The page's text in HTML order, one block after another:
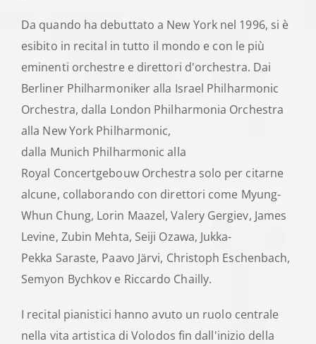
Da quando ha debuttato a New York nel 1996, si è
esibito in recital in tutto il mondo e con le più
eminenti orchestre e direttori d'orchestra. Dai
Berliner Philharmoniker alla Israel Philharmonic
Orchestra, dalla London Philharmonia Orchestra
alla New York Philharmonic,
dalla Munich Philharmonic alla
Royal Concertgebouw Orchestra solo per citarne
alcune, collaborando con direttori come Myung-
Whun Chung, Lorin Maazel, Valery Gergiev, James
Levine, Zubin Mehta, Seiji Ozawa, Jukka-
Pekka Saraste, Paavo Järvi, Christoph Eschenbach,
Semyon Bychkov e Riccardo Chailly.
I recital pianistici hanno avuto un ruolo centrale
nella vita artistica di Volodos fin dall'inizio della